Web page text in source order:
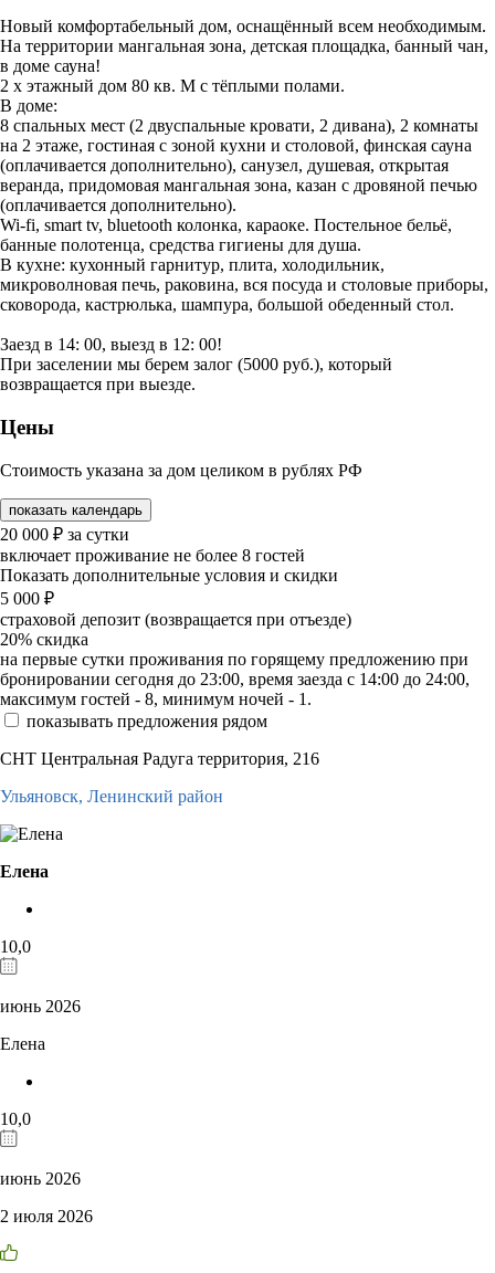
Новый комфортабельный дом, оснащённый всем необходимым.
На территории мангальная зона, детская площадка, банный чан,
в доме сауна!
2 х этажный дом 80 кв. М с тёплыми полами.
В доме:
8 спальных мест (2 двуспальные кровати, 2 дивана), 2 комнаты
на 2 этаже, гостиная с зоной кухни и столовой, финская сауна
(оплачивается дополнительно), санузел, душевая, открытая
веранда, придомовая мангальная зона, казан с дровяной печью
(оплачивается дополнительно).
Wi-fi, smart tv, bluetooth колонка, караоке. Постельное бельё,
банные полотенца, средства гигиены для душа.
В кухне: кухонный гарнитур, плита, холодильник,
микроволновая печь, раковина, вся посуда и столовые приборы,
сковорода, кастрюлька, шампура, большой обеденный стол.
Заезд в 14: 00, выезд в 12: 00!
При заселении мы берем залог (5000 руб.), который
возвращается при выезде.
Цены
Стоимость указана за дом целиком в рублях РФ
показать календарь
20 000 ₽ за сутки
включает проживание не более 8 гостей
Показать дополнительные условия и скидки
5 000 ₽
страховой депозит (возвращается при отъезде)
20% скидка
на первые сутки проживания по горящему предложению при
бронировании сегодня до 23:00, время заезда с 14:00 до 24:00,
максимум гостей - 8, минимум ночей - 1.
показывать предложения рядом
СНТ Центральная Радуга территория, 216
Ульяновск, Ленинский район
Елена
10,0
июнь 2026
Елена
10,0
июнь 2026
2 июля 2026